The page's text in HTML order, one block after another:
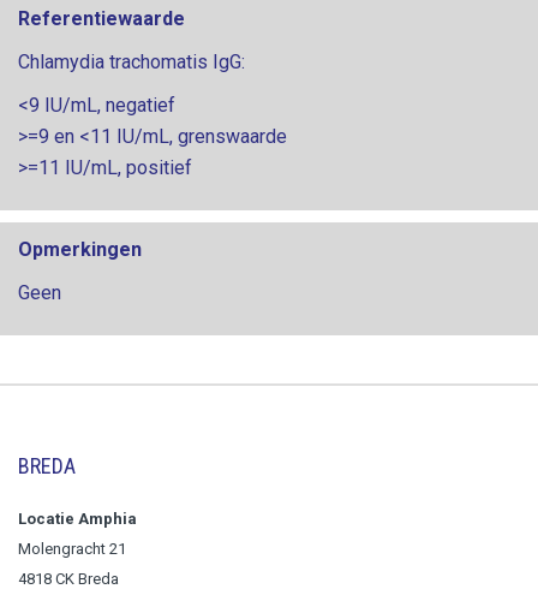
Referentiewaarde
Chlamydia trachomatis IgG:
<9 IU/mL, negatief
>=9 en <11 IU/mL, grenswaarde
>=11 IU/mL, positief
Opmerkingen
Geen
BREDA
Locatie Amphia
Molengracht 21
4818 CK Breda